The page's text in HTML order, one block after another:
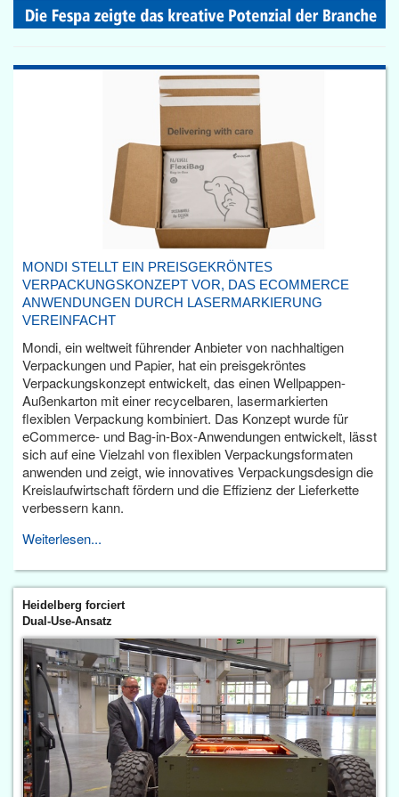
MONDI STELLT EIN PREISGEKRÖNTES
VERPACKUNGSKONZEPT VOR, DAS ECOMMERCE
ANWENDUNGEN DURCH LASERMARKIERUNG
VEREINFACHT
Mondi, ein weltweit führender Anbieter von nachhaltigen
Verpackungen und Papier, hat ein preisgekröntes
Verpackungskonzept entwickelt, das einen Wellpappen-
Außenkarton mit einer recycelbaren, lasermarkierten
flexiblen Verpackung kombiniert. Das Konzept wurde für
eCommerce- und Bag-in-Box-Anwendungen entwickelt, lässt
sich auf eine Vielzahl von flexiblen Verpackungsformaten
anwenden und zeigt, wie innovatives Verpackungsdesign die
Kreislaufwirtschaft fördern und die Effizienz der Lieferkette
verbessern kann.
Weiterlesen...
Heidelberg forciert
Dual-Use-Ansatz